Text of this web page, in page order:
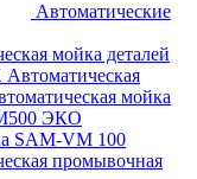
Автоматические
мойка деталей
Автоматическая
мойка
ЭКО
SAM-VM 100
промывочная